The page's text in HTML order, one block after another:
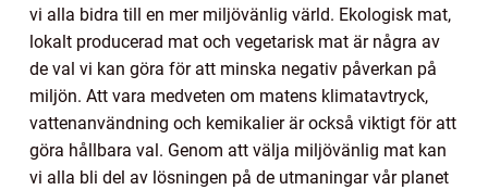
vi alla bidra till en mer miljövänlig värld. Ekologisk mat,
lokalt producerad mat och vegetarisk mat är några av
de val vi kan göra för att minska negativ påverkan på
miljön. Att vara medveten om matens klimatavtryck,
vattenanvändning och kemikalier är också viktigt för att
göra hållbara val. Genom att välja miljövänlig mat kan
vi alla bli del av lösningen på de utmaningar vår planet